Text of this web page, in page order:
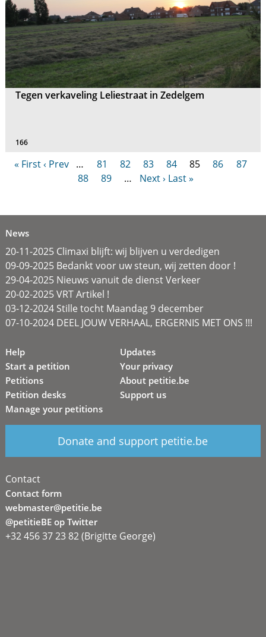
Tegen verkaveling Leliestraat in Zedelgem
166
« First‹ Prev … 81 82 83 84 85 86
87
88
89 … Next › Last »
News
20-11-2025 Climaxi blijft: wij blijven u verdedigen
09-09-2025 Bedankt voor uw steun, wij zetten door !
29-04-2025 Nieuws vanuit de dienst Verkeer
20-02-2025 VRT Artikel !
03-12-2024 Stille tocht Maandag 9 december
07-10-2024 DEEL JOUW VERHAAL, ERGERNIS MET ONS !!!
Help
Start a petition
Petitions
Petition desks
Manage your petitions
Updates
Your privacy
About petitie.be
Support us
Donate and support petitie.be
Contact
Contact form
webmaster@petitie.be
@petitieBE op Twitter
+32 456 37 23 82 (Brigitte George)